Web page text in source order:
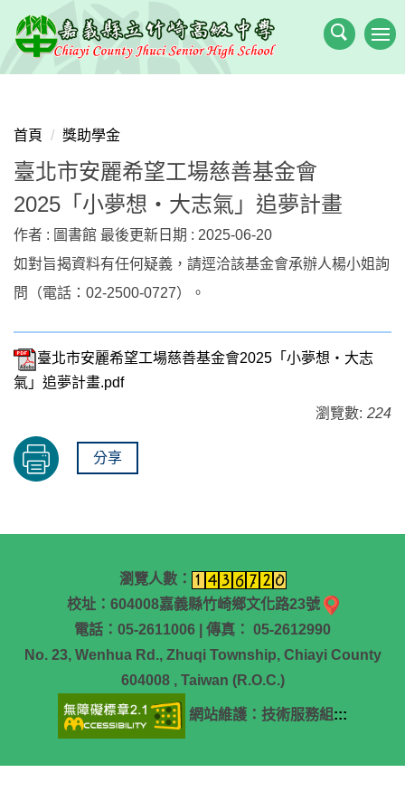
到
主
要
區
首頁 獎助學金
臺北市安麗希望工場慈善基金會
2025「小夢想‧大志氣」追夢計畫
作者 : 圖書館 最後更新日期 : 2025-06-20
如對旨揭資料有任何疑義，請逕洽該基金會承辦人楊小姐詢
問（電話：02-2500-0727）。
臺北市安麗希望工場慈善基金會2025「小夢想‧大志
氣」追夢計畫.pdf
瀏覽數: 224
分享
瀏覽人數：
校址：604008嘉義縣竹崎鄉文化路23號
電話：05-2611006 | 傳真： 05-2612990
No. 23, Wenhua Rd., Zhuqi Township, Chiayi County
604008 , Taiwan (R.O.C.)
網站維護：技術服務組 :::